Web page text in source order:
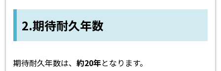
2.期待耐久年数
期待耐久年数は、約20年となります。